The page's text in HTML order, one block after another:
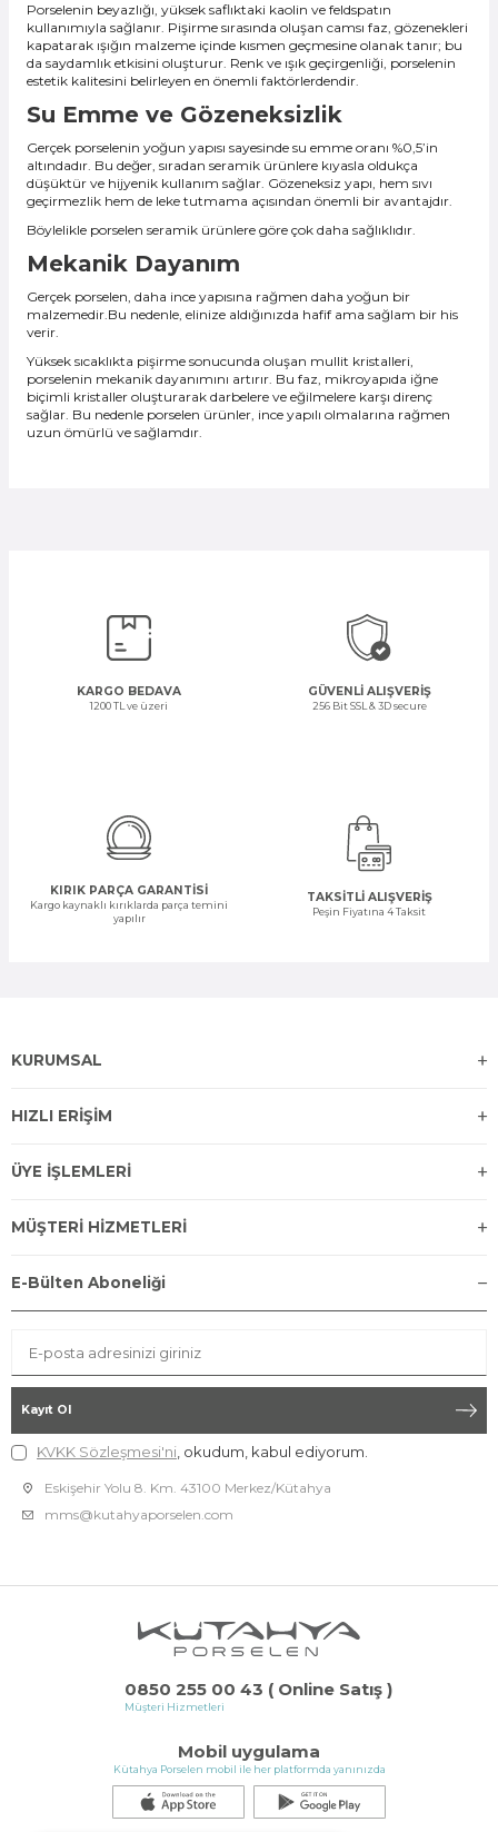
Porselenin beyazlığı, yüksek saflıktaki kaolin ve feldspatın
kullanımıyla sağlanır. Pişirme sırasında oluşan camsı faz, gözenekleri
kapatarak ışığın malzeme içinde kısmen geçmesine olanak tanır; bu
da saydamlık etkisini oluşturur. Renk ve ışık geçirgenliği, porselenin
estetik kalitesini belirleyen en önemli faktörlerdendir.
Su Emme ve Gözeneksizlik
Gerçek porselenin yoğun yapısı sayesinde su emme oranı %0,5’in
altındadır. Bu değer, sıradan seramik ürünlere kıyasla oldukça
düşüktür ve hijyenik kullanım sağlar. Gözeneksiz yapı, hem sıvı
geçirmezlik hem de leke tutmama açısından önemli bir avantajdır.
Böylelikle porselen seramik ürünlere göre çok daha sağlıklıdır.
Mekanik Dayanım
Gerçek porselen, daha ince yapısına rağmen daha yoğun bir
malzemedir.Bu nedenle, elinize aldığınızda hafif ama sağlam bir his
verir.
Yüksek sıcaklıkta pişirme sonucunda oluşan mullit kristalleri,
porselenin mekanik dayanımını artırır. Bu faz, mikroyapıda iğne
biçimli kristaller oluşturarak darbelere ve eğilmelere karşı direnç
sağlar. Bu nedenle porselen ürünler, ince yapılı olmalarına rağmen
uzun ömürlü ve sağlamdır.
KARGO BEDAVA
1200 TL ve üzeri
GÜVENLİ ALIŞVERİŞ
256 Bit SSL & 3D secure
KIRIK PARÇA GARANTİSİ
Kargo kaynaklı kırıklarda parça temini
yapılır
TAKSİTLİ ALIŞVERİŞ
Peşin Fiyatına 4 Taksit
0850 255 00 43 ( Online Satış )
Müşteri Hizmetleri
Mobil uygulama
Kütahya Porselen mobil ile her platformda yanınızda
KURUMSAL
HIZLI ERİŞİM
ÜYE İŞLEMLERİ
MÜŞTERİ HİZMETLERİ
E-Bülten Aboneliği
Kayıt Ol
KVKK Sözleşmesi'ni , okudum, kabul ediyorum.
Eskişehir Yolu 8. Km. 43100 Merkez/Kütahya
mms@kutahyaporselen.com